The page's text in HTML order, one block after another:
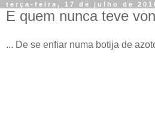
terça-feira, 17 de julho de
E quem nunca teve
... De se enfiar numa botija de